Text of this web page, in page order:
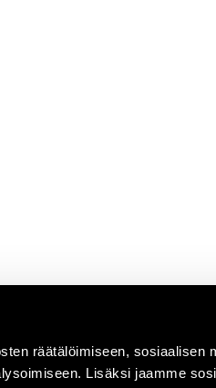
räätälöimiseen, sosiaalisen
Lisäksi jaamme